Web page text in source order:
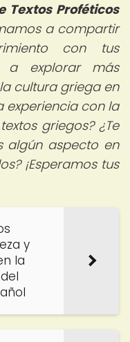
Textos Proféticos
a compartir
con tus
a explorar más
cultura griega en
experiencia con la
griegos? ¿Te
algún aspecto en
¡Esperamos tus
y
la